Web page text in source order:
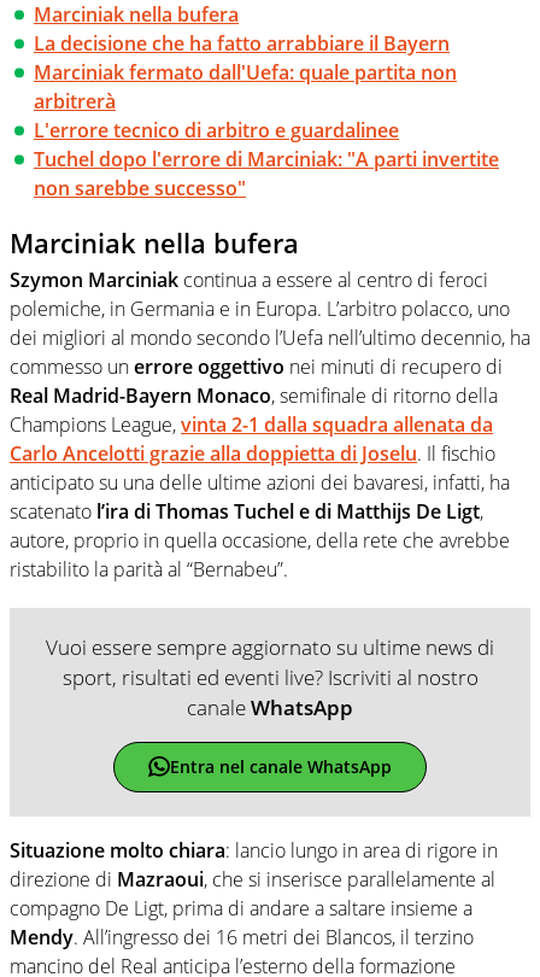
Marciniak nella bufera
La decisione che ha fatto arrabbiare il Bayern
Marciniak fermato dall'Uefa: quale partita non
arbitrerà
L'errore tecnico di arbitro e guardalinee
Tuchel dopo l'errore di Marciniak: "A parti invertite
non sarebbe successo"
Marciniak nella bufera
Szymon Marciniak continua a essere al centro di feroci
polemiche, in Germania e in Europa. L’arbitro polacco, uno
dei migliori al mondo secondo l’Uefa nell’ultimo decennio, ha
commesso unerrore oggettivo nei minuti di recupero di
Real Madrid-Bayern Monaco, semifinale di ritorno della
Champions League,vinta 2-1 dalla squadra allenata da
Carlo Ancelotti grazie alla doppietta di Joselu. Il fischio
anticipato su una delle ultime azioni dei bavaresi, infatti, ha
scatenato l’ira di Thomas Tuchel e di Matthijs De Ligt,
autore, proprio in quella occasione, della rete che avrebbe
ristabilito la parità al “Bernabeu”.
Vuoi essere sempre aggiornato su ultime news di
sport, risultati ed eventi live? Iscriviti al nostro
canaleWhatsApp
Entra nel canale WhatsApp
Situazione molto chiara: lancio lungo in area di rigore in
direzione di Mazraoui, che si inserisce parallelamente al
compagno De Ligt, prima di andare a saltare insieme a
Mendy. All’ingresso dei 16 metri dei Blancos, il terzino
mancino del Real anticipa l’esterno della formazione